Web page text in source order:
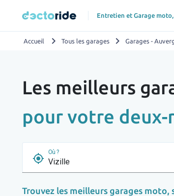
Entretien et Garage
Accueil chevron_right Tous les garages chevron_right Garages -
Les meilleurs
pour votre deux-
my_location
Où ?
Trouvez les meilleurs garages